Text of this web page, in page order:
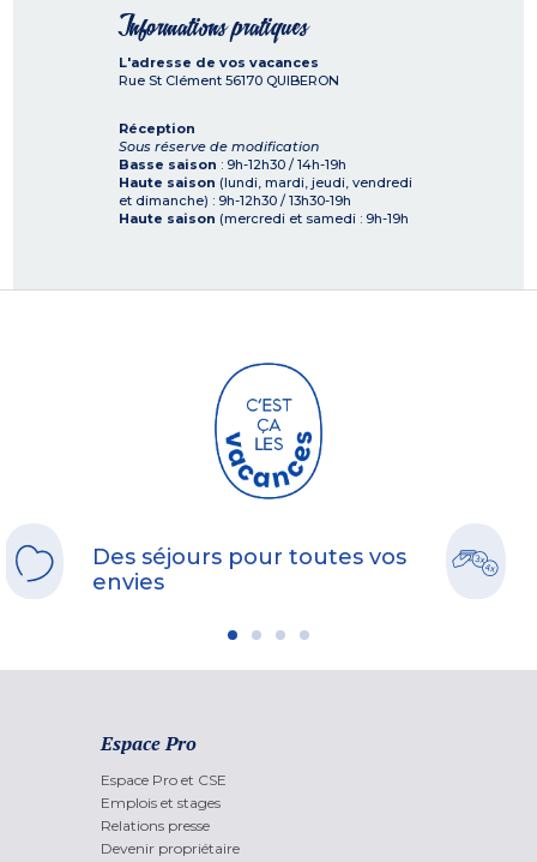
Informations pratiques
L'adresse de vos vacances
Rue St Clément 56170 QUIBERON
Réception
Sous réserve de modification
Basse saison : 9h-12h30 / 14h-19h
Haute saison (lundi, mardi, jeudi, vendredi
et dimanche) : 9h-12h30 / 13h30-19h
Haute saison (mercredi et samedi : 9h-19h
Des séjours pour toutes vos
envies
Espace Pro
Espace Pro et CSE
Emplois et stages
Relations presse
Devenir propriétaire